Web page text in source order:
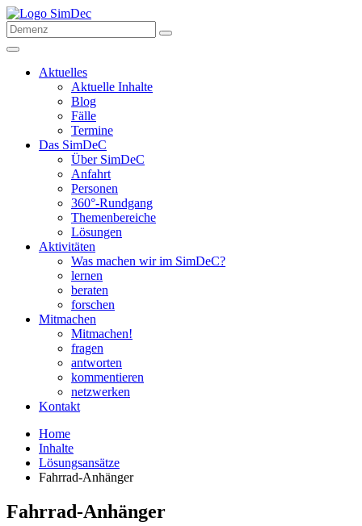
Aktuelles
Aktuelle Inhalte
Blog
Fälle
Termine
Das SimDeC
Über SimDeC
Anfahrt
Personen
360°-Rundgang
Themenbereiche
Lösungen
Aktivitäten
Was machen wir im SimDeC?
lernen
beraten
forschen
Mitmachen
Mitmachen!
fragen
antworten
kommentieren
netzwerken
Kontakt
Home
Inhalte
Lösungsansätze
Fahrrad-Anhänger
Fahrrad-Anhänger